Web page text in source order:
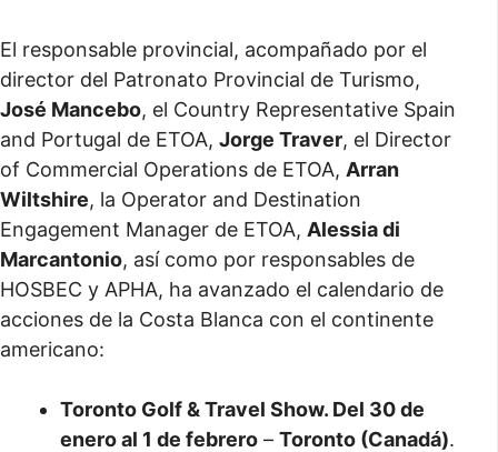
El responsable provincial, acompañado por el
director del Patronato Provincial de Turismo,
José Mancebo, el Country Representative Spain
and Portugal de ETOA, Jorge Traver, el Director
of Commercial Operations de ETOA, Arran
Wiltshire, la Operator and Destination
Engagement Manager de ETOA, Alessia di
Marcantonio, así como por responsables de
HOSBEC y APHA, ha avanzado el calendario de
acciones de la Costa Blanca con el continente
americano:
Toronto Golf & Travel Show. Del 30 de
enero al 1 de febrero – Toronto (Canadá).